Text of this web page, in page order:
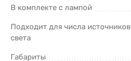
В комплекте с лампой
Подходит для числа источников
света
Габариты